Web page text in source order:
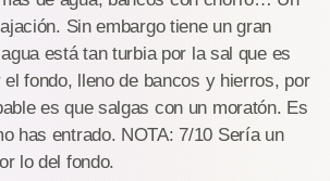
Sin embargo tiene un gran
está tan turbia por la sal que es
fondo, lleno de bancos y hierros, por
es que salgas con un moratón. Es
has entrado. NOTA: 7/10 Sería un
lo del fondo.